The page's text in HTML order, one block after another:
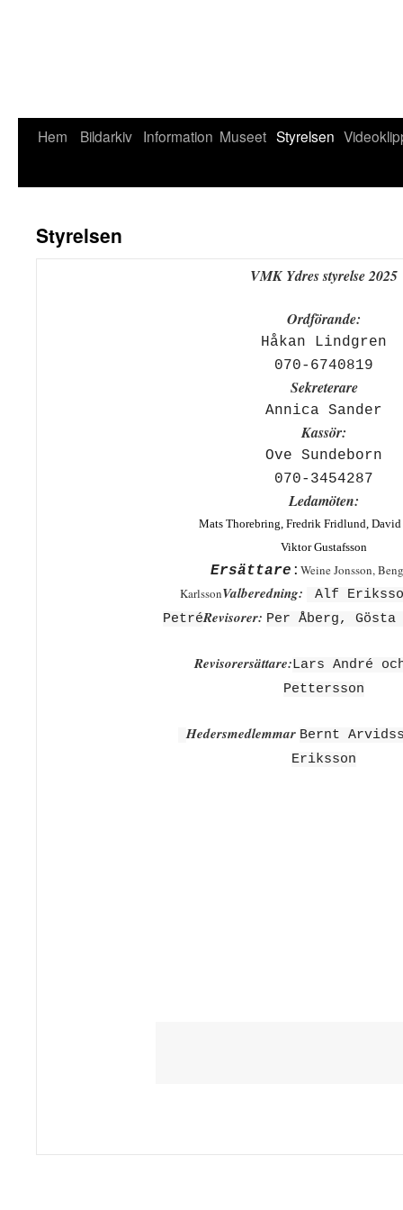
Hem Bildarkiv Information Museet Styrelsen
Styrelsen
VMK Ydres styrelse 2025
Ordförande:
Håkan Lindgren
070-6740819
Sekreterare
Annica Sander
Kassör:
Ove Sundeborn
070-3454287
Ledamöten:
Mats Thorebring, Fredrik Fridlund, David
Viktor Gustafsson
Ersättare : Weine Jonsson,
KarlssonValberedning:
Alf
PetréRevisorer: Per Åberg, Gösta
Revisorersättare:Lars André
Pettersson
Hedersmedlemmar Bernt
Eriksson